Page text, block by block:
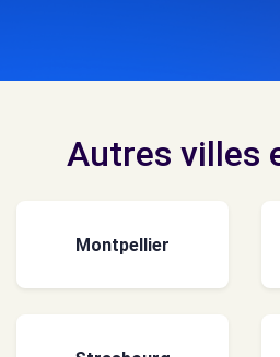
Autres villes
Montpellier